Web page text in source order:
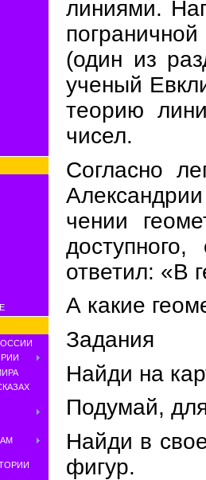
линиями.
(один из
ученый
теорию
чисел.
Согласно
чении
ответил: «В
А какие
Задания
Найди на
Подумай,
Найди в
фигур.